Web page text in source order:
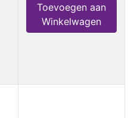
Toevoegen aan
Winkelwagen